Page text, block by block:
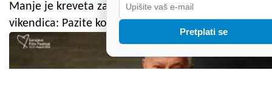
Manje je kreveta za najam i sve više prijavljenih
vikendica: Pazite koga pozivate u goste!
Pretplati se